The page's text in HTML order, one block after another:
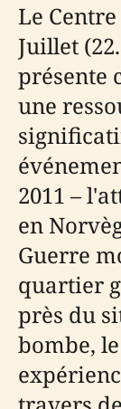
Le
Juillet
présente
une
2011 –
en
Guerre
quartier
près du
bombe,